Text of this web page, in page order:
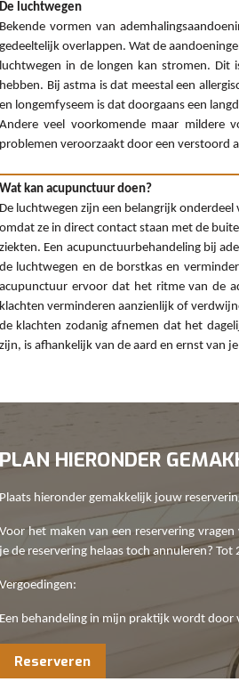
De luchtwegen
Bekende vormen van
gedeeltelijk overlappen. Wat de
luchtwegen in de longen kan stromen. Dit
hebben. Bij astma is dat meestal een
en longemfyseem is dat doorgaans een
Andere veel voorkomende maar mildere
problemen veroorzaakt door een verstoord
Wat kan acupunctuur doen?
De luchtwegen zijn een belangrijk onderdeel
omdat ze in direct contact staan met de
ziekten. Een acupunctuurbehandeling bij
de luchtwegen en de borstkas en
acupunctuur ervoor dat het ritme van de
klachten verminderen aanzienlijk of
de klachten zodanig afnemen dat het
zijn, is afhankelijk van de aard en ernst van
PLAN HIERONDER
Plaats hieronder gemakkelijk jouw
Voor het maken van een reservering
je de reservering helaas toch annuleren?
Vergoedingen:
Een behandeling in mijn praktijk wordt door
Reserveren